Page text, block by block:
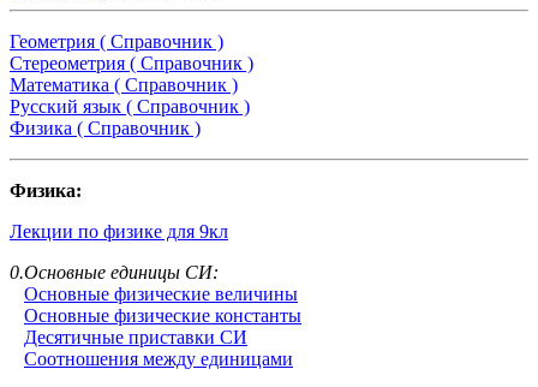
Геометрия ( Справочник )
Стереометрия ( Справочник )
Математика ( Справочник )
Русский язык ( Справочник )
Физика ( Справочник )
Физика:
Лекции по физике для 9кл
0.Основные единицы СИ:
Основные физические величины
Основные физические константы
Десятичные приставки СИ
Соотношения между единицами